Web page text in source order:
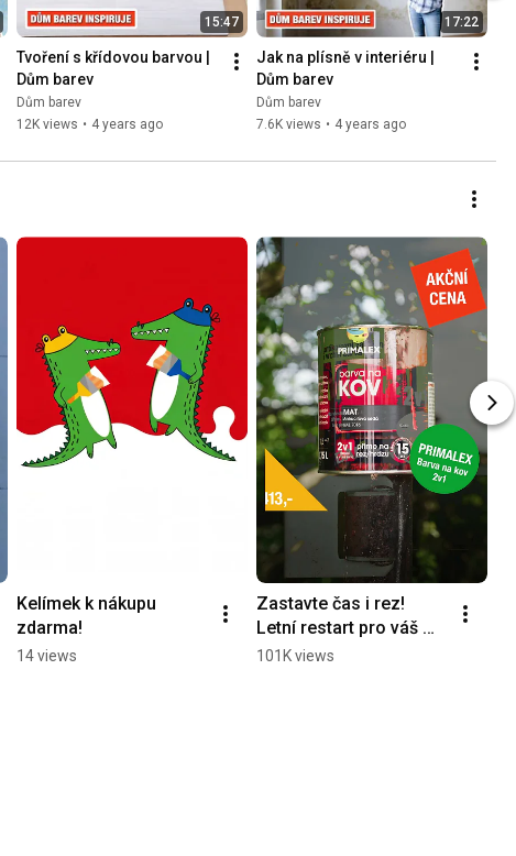
15:47
Tvoření s křídovou barvou |
Dům barev
Dům barev
12K views • 4 years ago
17:22
Jak na plísně v interiéru |
Dům barev
Dům barev
7.6K views • 4 years ago
Kelímek k nákupu
zdarma!
14 views
Zastavte čas i rez!
Letní restart pro váš
kov je tady.
101K views